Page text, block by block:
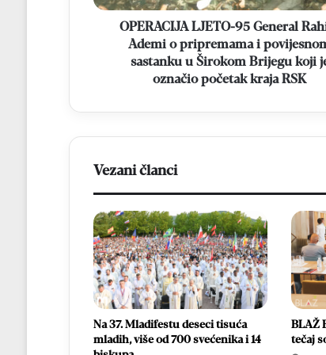
i
povijesnom
sastanku
označio
kraja
RSK
OPERACIJA LJETO-95 General
Ademi o pripremama i
sastanku u Širokom Brijegu koji
označio početak kraja RSK
Vezani članci
Na 37. Mladifestu deseci tisuća
mladih, više od 700 svećenika i 14
BLAŽ
tečaj